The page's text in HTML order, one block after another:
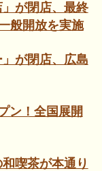
が閉店、最終
般開放を実施
が閉店、広島
ン！全国展開
喫茶が本通り